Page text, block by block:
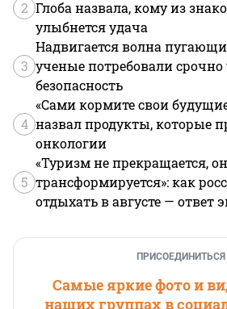
2 Глоба назвала, кому из
улыбнется удача
3
Надвигается волна
ученые потребовали срочно
безопасность
4
«Сами кормите свои
назвал продукты, которые
онкологии
5
«Туризм не прекращается, он
трансформируется»: как
отдыхать в августе — ответ
ПРИСОЕДИНИТЬСЯ
Самые яркие фото и
наших группах в